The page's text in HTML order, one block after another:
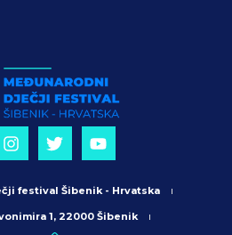
festival Šibenik - Hrvatska
1, 22000 Šibenik